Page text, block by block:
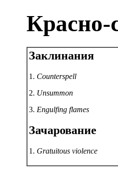
Красно-
Заклинания
1. Counterspell
2. Unsummon
3. Engulfing flames
Зачарование
1. Gratuitous violence